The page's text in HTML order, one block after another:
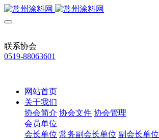
联系协会
0519-88063601
网站首页
关于我们
协会简介 协会文件 协会管理
会员单位
会长单位 常务副会长单位 副会长单位